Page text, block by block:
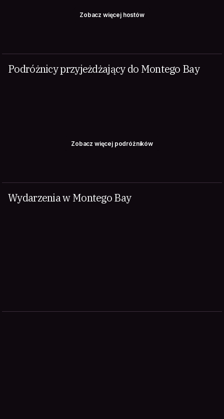
Zobacz więcej hostów
Podróżnicy przyjeżdżający do Montego Bay
Zobacz więcej podróżników
Wydarzenia w Montego Bay